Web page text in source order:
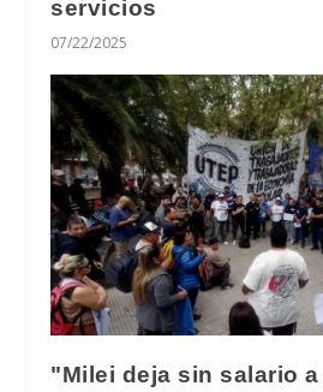
servicios
07/22/2025
"Milei deja sin salario